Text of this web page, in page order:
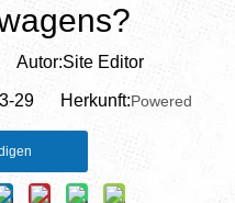
Editor
29 Herkunft:Powered